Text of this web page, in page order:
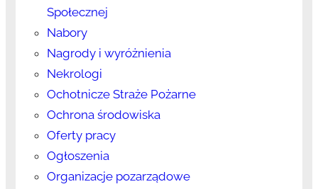
Społecznej
Nabory
Nagrody i wyróżnienia
Nekrologi
Ochotnicze Straże Pożarne
Ochrona środowiska
Oferty pracy
Ogłoszenia
Organizacje pozarządowe